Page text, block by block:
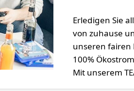
Erledigen Sie
von zuhause
unseren fairen
100%
Mit unserem